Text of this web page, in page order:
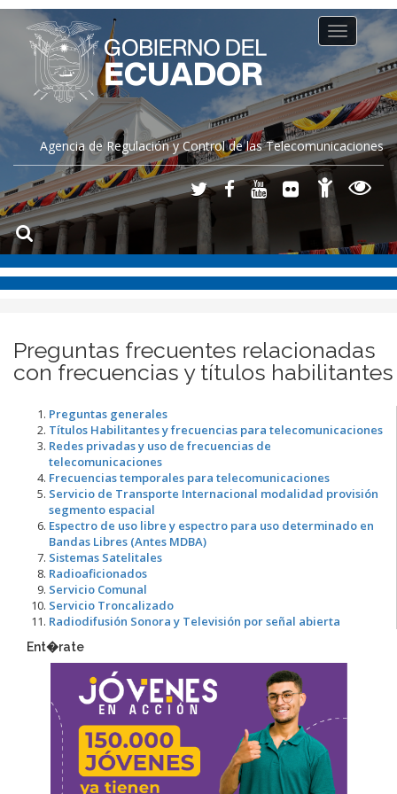
Agencia de Regulación y Control de las Telecomunicaciones
Toggle
navigation
Preguntas frecuentes relacionadas
con frecuencias y títulos habilitantes
Preguntas generales
Títulos Habilitantes y frecuencias para telecomunicaciones
Redes privadas y uso de frecuencias de
telecomunicaciones
Frecuencias temporales para telecomunicaciones
Servicio de Transporte Internacional modalidad provisión
segmento espacial
Espectro de uso libre y espectro para uso determinado en
Bandas Libres (Antes MDBA)
Sistemas Satelitales
Radioaficionados
Servicio Comunal
Servicio Troncalizado
Radiodifusión Sonora y Televisión por señal abierta
Ent�rate